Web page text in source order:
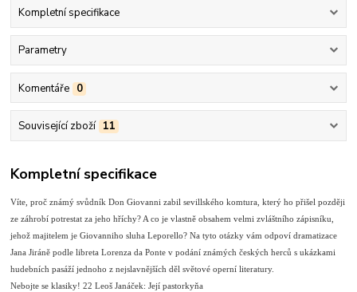
Kompletní specifikace
Parametry
Komentáře 0
Související zboží 11
Kompletní specifikace
Víte, proč známý svůdník Don Giovanni zabil sevillského komtura, který ho přišel později
ze záhrobí potrestat za jeho hříchy? A co je vlastně obsahem velmi zvláštního zápisníku,
jehož majitelem je Giovanniho sluha Leporello? Na tyto otázky vám odpoví dramatizace
Jana Jiráně podle libreta Lorenza da Ponte v podání známých českých herců s ukázkami
hudebních pasáží jednoho z nejslavnějších děl světové operní literatury.
Nebojte se klasiky! 22 Leoš Janáček: Její pastorkyňa